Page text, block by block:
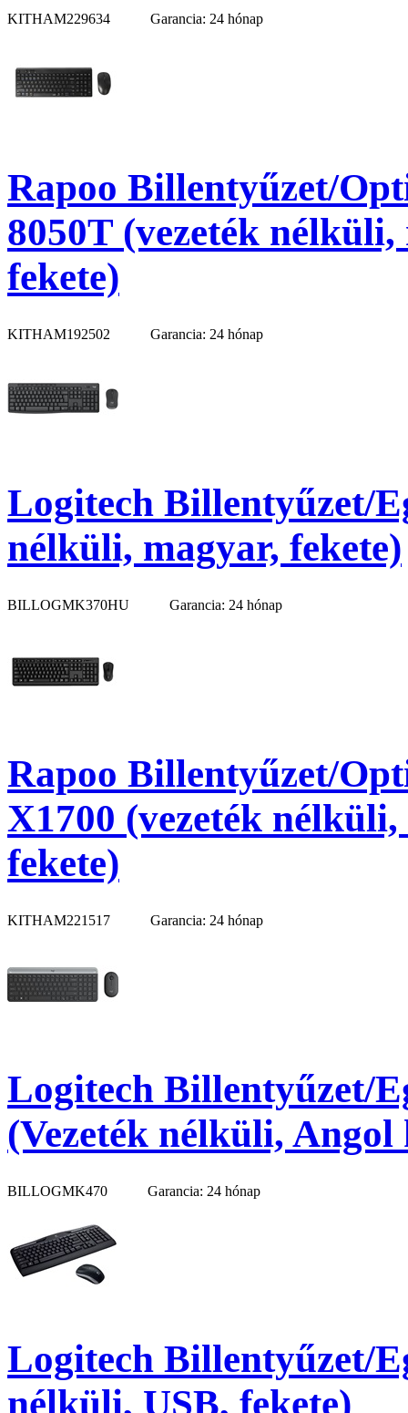
KITHAM229634 Garancia: 24 hónap
Rapoo Billentyűzet/
8050T (vezeték
fekete)
KITHAM192502 Garancia: 24 hónap
Logitech Billentyűzet/
nélküli, magyar, fekete)
BILLOGMK370HU Garancia: 24 hónap
Rapoo Billentyűzet/
X1700 (vezeték
fekete)
KITHAM221517 Garancia: 24 hónap
Logitech Billentyűzet/
(Vezeték nélküli, Angol
BILLOGMK470 Garancia: 24 hónap
Logitech Billentyűzet/
nélküli, USB, fekete)